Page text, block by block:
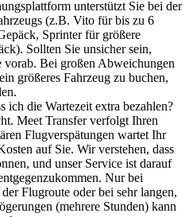
unterstützt Sie bei der
(z.B. Vito für bis zu 6
Sprinter für größere
Sollten Sie unsicher sein,
vorab. Bei großen Abweichungen
größeres Fahrzeug zu buchen,
ich die Wartezeit extra bezahlen?
Meet Transfer verfolgt Ihren
Flugverspätungen wartet Ihr
auf Sie. Wir verstehen, dass
und unser Service ist darauf
Nur bei
Flugroute oder bei sehr langen,
(mehrere Stunden) kann